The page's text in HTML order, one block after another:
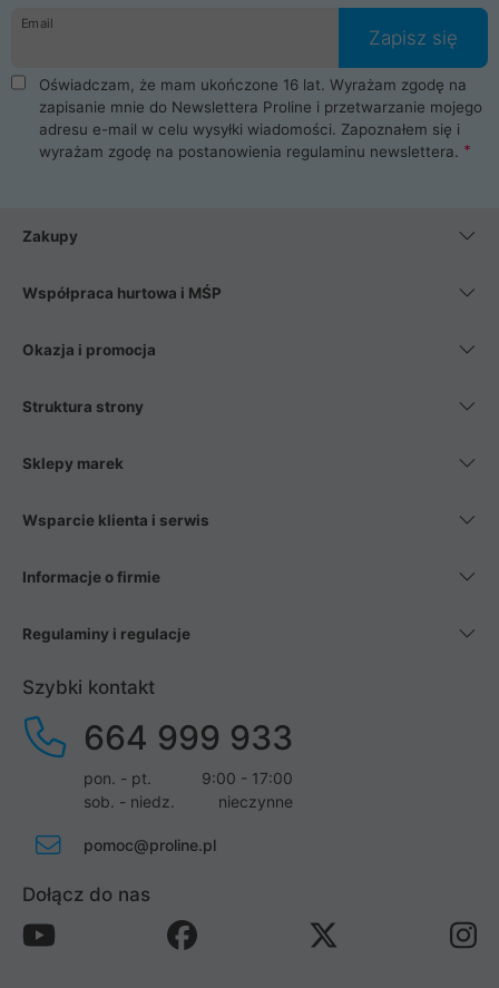
danych osobowych. Dlatego zakup notebooka albo laptopa w
ProLine to czysta przyjemność i pełne bezpieczeństwo.
Zaopatrzysz się u nas w akcesoria i części komputerowe
takie jak procesory, karty graficzne, płyty główne, pamięci,
dyski SSD, M.2 oraz HDD. Nasi pracownicy pomogą Ci wybrać
najlepszy zasilacz komputerowy oraz obudowę do komputera.
Poza komputerami mamy również najlepsze na rynku
Smartfony takich producentów jak Xiaomi, Apple, Samsung i
wentylatory. Na koniec mając już to wszystko, możesz
Email
Zapisz się
Oświadczam, że mam ukończone 16 lat. Wyrażam zgodę na
zapisanie mnie do Newslettera Proline i przetwarzanie mojego
adresu e-mail w celu wysyłki wiadomości. Zapoznałem się i
wyrażam zgodę na postanowienia regulaminu newslettera.
Zakupy
Współpraca hurtowa i MŚP
Okazja i promocja
Struktura strony
Sklepy marek
Wsparcie klienta i serwis
Informacje o firmie
Regulaminy i regulacje
Szybki kontakt
664 999 933
pon. - pt.
9:00 - 17:00
sob. - niedz.
nieczynne
pomoc@proline.pl
Dołącz do nas